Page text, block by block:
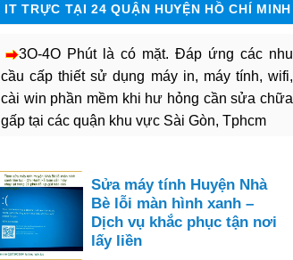
IT TRỰC TẠI 24 QUẬN HUYỆN HỒ CHÍ MINH
3O-4O Phút là có mặt. Đáp ứng các nhu
cầu cấp thiết sử dụng máy in, máy tính, wifi,
cài win phần mềm khi hư hỏng cần sửa chữa
gấp tại các quận khu vực Sài Gòn, Tphcm
Sửa máy tính Huyện Nhà
Bè lỗi màn hình xanh –
Dịch vụ khắc phục tận nơi
lấy liền